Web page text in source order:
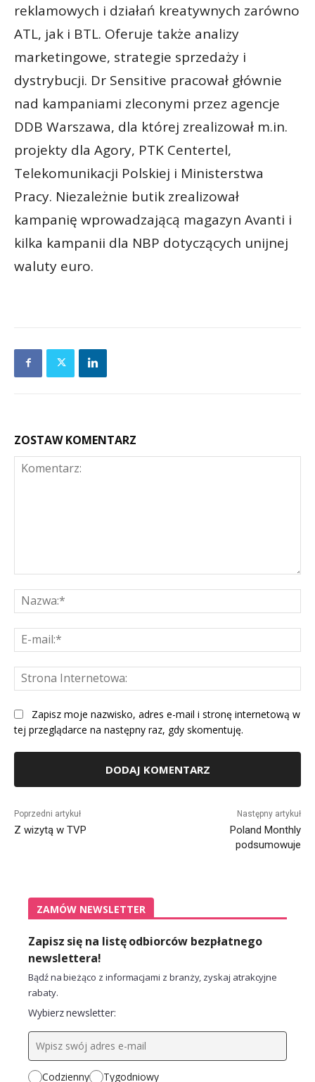
reklamowych i działań kreatywnych zarówno
ATL, jak i BTL. Oferuje także analizy
marketingowe, strategie sprzedaży i
dystrybucji. Dr Sensitive pracował głównie
nad kampaniami zleconymi przez agencje
DDB Warszawa, dla której zrealizował m.in.
projekty dla Agory, PTK Centertel,
Telekomunikacji Polskiej i Ministerstwa
Pracy. Niezależnie butik zrealizował
kampanię wprowadzającą magazyn Avanti i
kilka kampanii dla NBP dotyczących unijnej
waluty euro.
ZOSTAW KOMENTARZ
Zapisz moje nazwisko, adres e-mail i stronę internetową w
tej przeglądarce na następny raz, gdy skomentuję.
Poprzedni artykuł
Z wizytą w TVP
Następny artykuł
Poland Monthly
podsumowuje
ZAMÓW NEWSLETTER
Zapisz się na listę odbiorców bezpłatnego
newslettera!
Bądź na bieżąco z informacjami z branży, zyskaj atrakcyjne
rabaty.
Wybierz newsletter:
Codzienny Tygodniowy